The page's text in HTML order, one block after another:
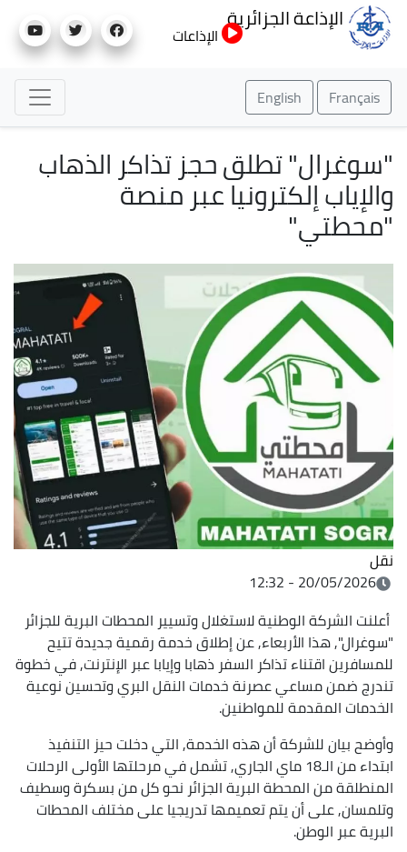
إلى
الإذاعة الجزائرية
الإذاعات
Français
English
"سوغرال" تطلق حجز تذاكر الذهاب
والإياب إلكترونيا عبر منصة
"محطتي"
نقل
20/05/2026 - 12:32
أعلنت الشركة الوطنية لاستغلال وتسيير المحطات البرية للجزائر
"سوغرال", هذا الأربعاء, عن إطلاق خدمة رقمية جديدة تتيح
للمسافرين اقتناء تذاكر السفر ذهابا وإيابا عبر الإنترنت, في خطوة
تندرج ضمن مساعي عصرنة خدمات النقل البري وتحسين نوعية
الخدمات المقدمة للمواطنين.
وأوضح بيان للشركة أن هذه الخدمة, التي دخلت حيز التنفيذ
ابتداء من الـ18 ماي الجاري, تشمل في مرحلتها الأولى الرحلات
المنطلقة من المحطة البرية الجزائر نحو كل من بسكرة وسطيف
وتلمسان, على أن يتم تعميمها تدريجيا على مختلف المحطات
البرية عبر الوطن.